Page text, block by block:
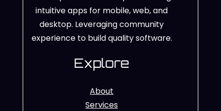
intuitive apps for mobile, web, and
desktop. Leveraging community
experience to build quality software.
Explore
About
Services